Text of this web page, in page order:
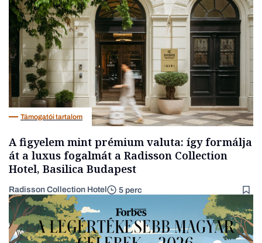
Társadalom
Támogatói tartalom
A figyelem mint prémium valuta: így formálja
át a luxus fogalmát a Radisson Collection
Hotel, Basilica Budapest
Radisson Collection Hotel 5 perc